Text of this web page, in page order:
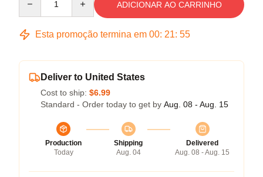
ADICIONAR AO CARRINHO
Esta promoção termina em 00: 21: 54
Deliver to United States
Cost to ship: $6.99
Standard - Order today to get by Aug. 08 - Aug. 15
Production
Today
Shipping
Aug. 04
Delivered
Aug. 08 - Aug. 15